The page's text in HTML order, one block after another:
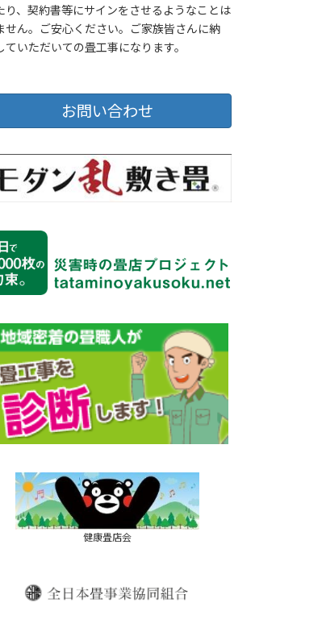
り、契約書等にサインをさせるようなことは
せん。ご安心ください。ご家族皆さんに納
ていただいての畳工事になります。
お問い合わせ
健康畳店会